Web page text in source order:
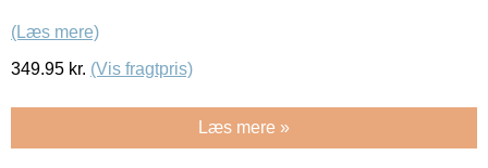
(Læs mere)
349.95 kr. (Vis fragtpris)
Læs mere »